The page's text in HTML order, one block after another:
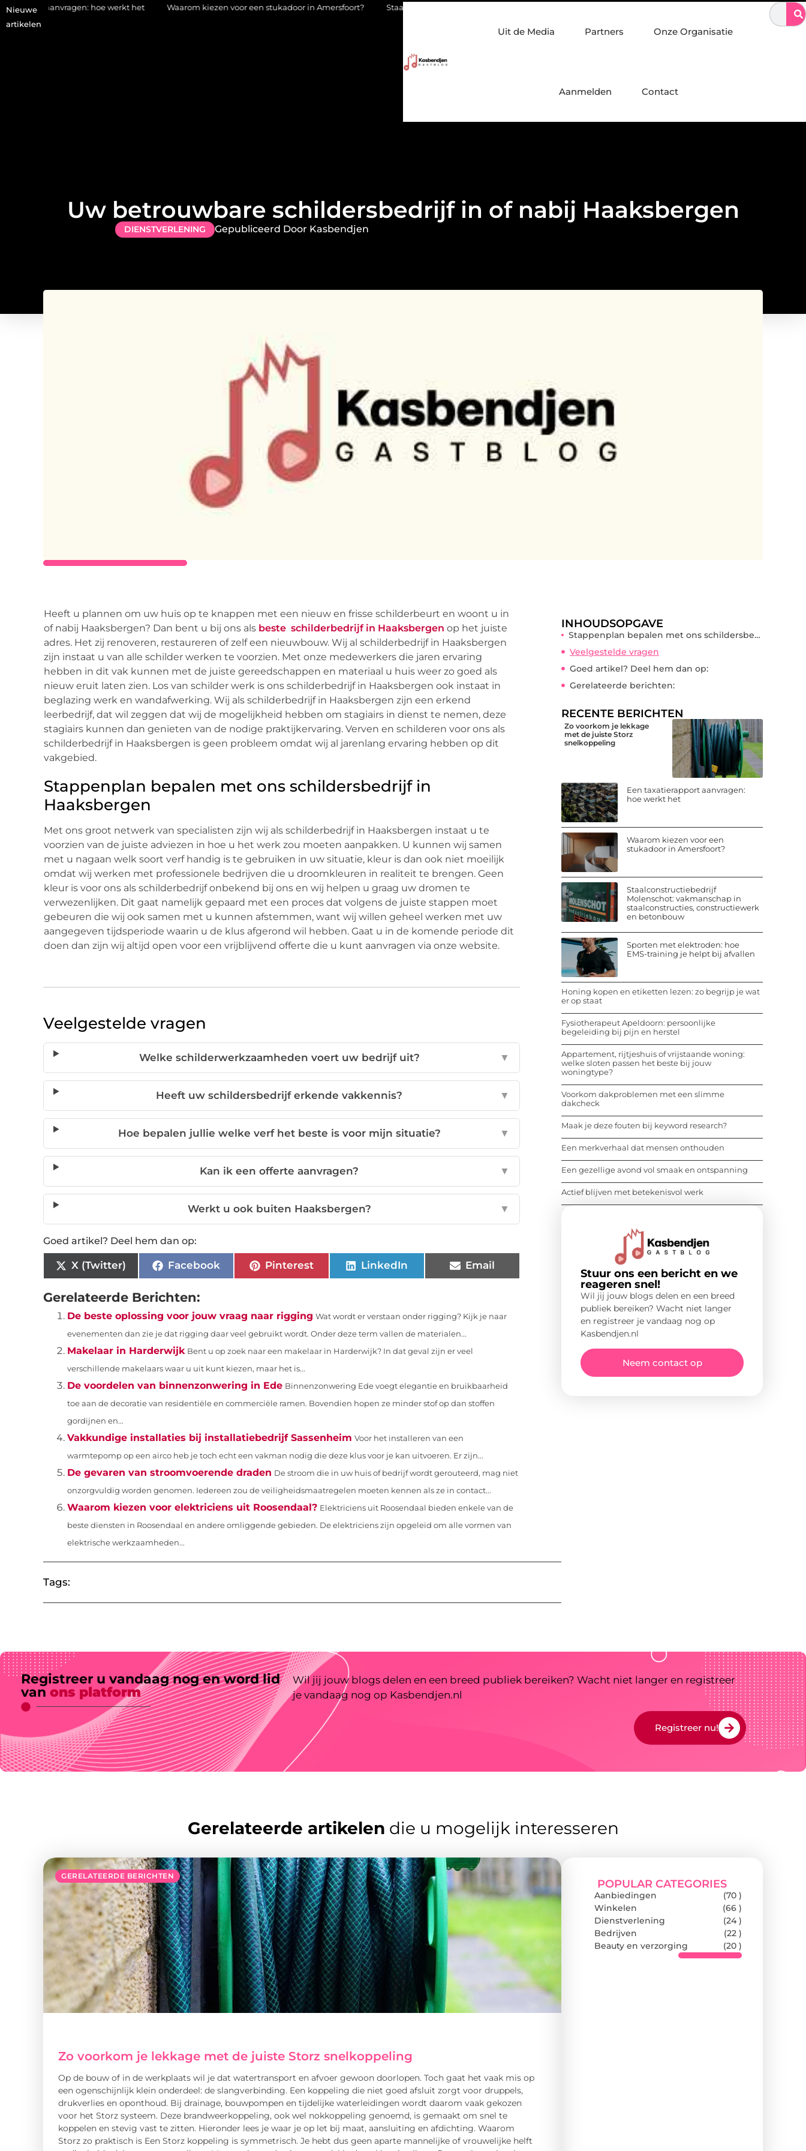
Nieuwe
artikelen
hoe werkt het Waarom kiezen voor een stukadoor in Amersfoort? Staalconstructiebedrijf Molenschot: vakmanschap in staalconstructies, constructiewerk en betonbouw Sporten met
Uit de Media Partners Onze Organisatie
Aanmelden Contact
Uw betrouwbare schildersbedrijf in of nabij Haaksbergen
DIENSTVERLENING Gepubliceerd Door Kasbendjen
Heeft u plannen om uw huis op te knappen met een nieuw en frisse schilderbeurt en woont u in
of nabij Haaksbergen? Dan bent u bij ons als beste schilderbedrijf in Haaksbergen op het juiste
adres. Het zij renoveren, restaureren of zelf een nieuwbouw. Wij al schilderbedrijf in Haaksbergen
zijn instaat u van alle schilder werken te voorzien. Met onze medewerkers die jaren ervaring
hebben in dit vak kunnen met de juiste gereedschappen en materiaal u huis weer zo goed als
nieuw eruit laten zien. Los van schilder werk is ons schilderbedrijf in Haaksbergen ook instaat in
beglazing werk en wandafwerking. Wij als schilderbedrijf in Haaksbergen zijn een erkend
leerbedrijf, dat wil zeggen dat wij de mogelijkheid hebben om stagiairs in dienst te nemen, deze
stagiairs kunnen dan genieten van de nodige praktijkervaring. Verven en schilderen voor ons als
schilderbedrijf in Haaksbergen is geen probleem omdat wij al jarenlang ervaring hebben op dit
vakgebied.
Stappenplan bepalen met ons schildersbedrijf in
Haaksbergen
Met ons groot netwerk van specialisten zijn wij als schilderbedrijf in Haaksbergen instaat u te
voorzien van de juiste adviezen in hoe u het werk zou moeten aanpakken. U kunnen wij samen
met u nagaan welk soort verf handig is te gebruiken in uw situatie, kleur is dan ook niet moeilijk
omdat wij werken met professionele bedrijven die u droomkleuren in realiteit te brengen. Geen
kleur is voor ons als schilderbedrijf onbekend bij ons en wij helpen u graag uw dromen te
verwezenlijken. Dit gaat namelijk gepaard met een proces dat volgens de juiste stappen moet
gebeuren die wij ook samen met u kunnen afstemmen, want wij willen geheel werken met uw
aangegeven tijdsperiode waarin u de klus afgerond wil hebben. Gaat u in de komende periode dit
doen dan zijn wij altijd open voor een vrijblijvend offerte die u kunt aanvragen via onze website.
Veelgestelde vragen
Welke schilderwerkzaamheden voert uw bedrijf uit? ▼
Heeft uw schildersbedrijf erkende vakkennis? ▼
Hoe bepalen jullie welke verf het beste is voor mijn situatie? ▼
Kan ik een offerte aanvragen? ▼
Werkt u ook buiten Haaksbergen? ▼
Goed artikel? Deel hem dan op:
X (Twitter) Facebook Pinterest LinkedIn Email
Gerelateerde Berichten:
De beste oplossing voor jouw vraag naar rigging Wat wordt er verstaan onder rigging? Kijk je naar
evenementen dan zie je dat rigging daar veel gebruikt wordt. Onder deze term vallen de materialen...
Makelaar in Harderwijk Bent u op zoek naar een makelaar in Harderwijk? In dat geval zijn er veel
verschillende makelaars waar u uit kunt kiezen, maar het is...
De voordelen van binnenzonwering in Ede Binnenzonwering Ede voegt elegantie en bruikbaarheid
toe aan de decoratie van residentiële en commerciële ramen. Bovendien hopen ze minder stof op dan stoffen
gordijnen en...
Vakkundige installaties bij installatiebedrijf Sassenheim Voor het installeren van een
warmtepomp op een airco heb je toch echt een vakman nodig die deze klus voor je kan uitvoeren. Er zijn...
De gevaren van stroomvoerende draden De stroom die in uw huis of bedrijf wordt gerouteerd, mag niet
onzorgvuldig worden genomen. Iedereen zou de veiligheidsmaatregelen moeten kennen als ze in contact...
Waarom kiezen voor elektriciens uit Roosendaal? Elektriciens uit Roosendaal bieden enkele van de
beste diensten in Roosendaal en andere omliggende gebieden. De elektriciens zijn opgeleid om alle vormen van
elektrische werkzaamheden...
Tags:
INHOUDSOPGAVE
Stappenplan bepalen met ons schildersbedrijf in Haaksbergen
Veelgestelde vragen
Goed artikel? Deel hem dan op:
Gerelateerde berichten:
RECENTE BERICHTEN
Zo voorkom je lekkage
met de juiste Storz
snelkoppeling
Een taxatierapport aanvragen:
hoe werkt het
Waarom kiezen voor een
stukadoor in Amersfoort?
Staalconstructiebedrijf
Molenschot: vakmanschap in
staalconstructies, constructiewerk
en betonbouw
Sporten met elektroden: hoe
EMS-training je helpt bij afvallen
Honing kopen en etiketten lezen: zo begrijp je wat
er op staat
Fysiotherapeut Apeldoorn: persoonlijke
begeleiding bij pijn en herstel
Appartement, rijtjeshuis of vrijstaande woning:
welke sloten passen het beste bij jouw
woningtype?
Voorkom dakproblemen met een slimme
dakcheck
Maak je deze fouten bij keyword research?
Een merkverhaal dat mensen onthouden
Een gezellige avond vol smaak en ontspanning
Actief blijven met betekenisvol werk
Stuur ons een bericht en we
reageren snel!
Wil jij jouw blogs delen en een breed
publiek bereiken? Wacht niet langer
en registreer je vandaag nog op
Kasbendjen.nl
Neem contact op
Registreer u vandaag nog en word lid
van ons platform
Wil jij jouw blogs delen en een breed publiek bereiken? Wacht niet langer en registreer
je vandaag nog op Kasbendjen.nl
Registreer nu!
Gerelateerde artikelen die u mogelijk interesseren
GERELATEERDE BERICHTEN
Zo voorkom je lekkage met de juiste Storz snelkoppeling
Op de bouw of in de werkplaats wil je dat watertransport en afvoer gewoon doorlopen. Toch gaat het vaak mis op
een ogenschijnlijk klein onderdeel: de slangverbinding. Een koppeling die niet goed afsluit zorgt voor druppels,
drukverlies en oponthoud. Bij drainage, bouwpompen en tijdelijke waterleidingen wordt daarom vaak gekozen
voor het Storz systeem. Deze brandweerkoppeling, ook wel nokkoppeling genoemd, is gemaakt om snel te
koppelen en stevig vast te zitten. Hieronder lees je waar je op let bij maat, aansluiting en afdichting. Waarom
Storz zo praktisch is Een Storz koppeling is symmetrisch. Je hebt dus geen aparte mannelijke of vrouwelijke helft
POPULAR CATEGORIES
Aanbiedingen
(70 )
Winkelen
(66 )
Dienstverlening
(24 )
Bedrijven
(22 )
Beauty en verzorging
(20 )